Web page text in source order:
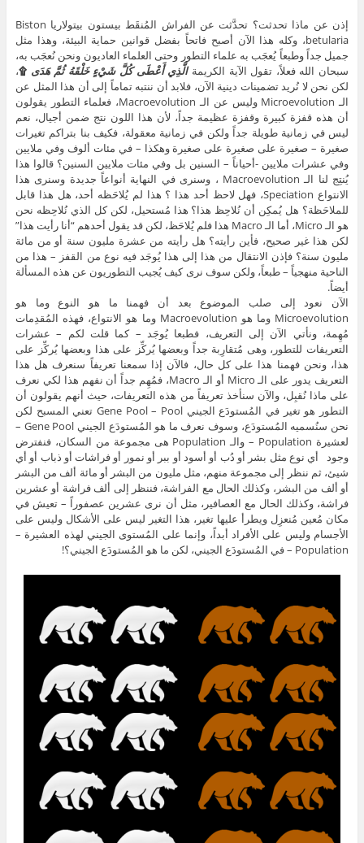
إذن عن ماذا تحدثت؟ تحدَّثت عن الفراش المُنقَط بيستون بيتولاريا Biston
betularia، وكله هذا الآن أصبح فاتحاً بفضل قوانين حماية البيئة، وهذا مثل
جميل جداً وطبعاً يُعجَب به علماء التطور وحتى العلماء العاديون ونحن نُعجَب به،
سبحان الله فعلاً، تقول الآية الكريمةالَّذِي أَعْطَى كُلَّ شَيْءٍ خَلْقَهُ ثُمَّ هَدَى ۩،
لكن نحن لا نُريد تضمينات دينية الآن، فلابد أن ننتبه تماماً إلى أن هذا المثل عن
الـ Microevolution وليس عن الـ Macroevolution، فعلماء التطور يقولون
أن هذه قفزة كبيرة وقفزة عظيمة جداً، لأن هذا اللون نتج ضمن أجيال، نعم
ليس في زمانية طويلة جداً ولكن في زمانية معقولة، فكيف بنا بتراكم تغيرات
صغيرة – صغيرة على صغيرة على صغيرة وهكذا – في مئات ألوف وفي ملايين
وفي عشرات ملايين -أحياناً – السنين بل وفي مئات ملايين السنين؟ قالوا هذا
يُنتِج لنا الـ Macroevolution ، وسنرى في النهاية أنواعاً جديدة وسنرى هذا
الانتواع Speciation، فهل لاحظ أحد هذا ؟ هذا لم يُلاحَظه أحد، هل هذا قابل
للملاحَظة؟ هل يُمكِن أن نُلاحِظ هذا؟ هذا مُستحيل، لكن كل الذي نُلاحِظه نحن
هو الـ Micro، أما الـ Macro هذا فلم يُلاحَظ، لكن قد يقول أحدهم “أنا رأيت هذا”
لكن هذا غير صحيح، فأين رأيته؟ هل رأيته من عشرة مليون سنة أو من مائة
مليون سنة؟ فإذن الانتقال من هذا إلى هذا يُوجَد فيه نوع من القفز – هذا من
الناحية منهجياً – طبعاً، ولكن سوف نرى كيف يُجيب التطوريون عن هذه المسألة
أيضاً.
الآن نعود إلى صلب الموضوع بعد أن فهمنا ما هو النوع وما هو
Microevolution وما هو Macroevolution وما هو الانتواع، فهذه المُقدِمات
مُهِمة، ونأتي الآن إلى التعريف، فطبعا يُوجَد – كما قلت لكم – عشرات
التعريفات للتطور، وهى مُتقارِبة جداً وبعضها يُركِّز على هذا وبعضها يُركِّز على
هذا، ونحن فهمنا هذا على كل حال، فالآن إذا سمعنا تعريفاً سنعرف هل هذا
التعريف يدور على الـ Micro أو الـ Macro، فمُهِم جداً أن نفهم هذا لكي نعرف
على ماذا نُقبِل، والآن سنأخذ تعريفاً من هذه التعريفات، حيث أنهم يقولون أن
التطور هو تغير في المُستودَع الجيني Gene Pool – Pool تعني المسبح لكن
نحن سنُسميه المُستودَع، وسوف نعرف ما هو المُستودَع الجيني Gene Pool –
لعشيرة Population – والـ Population هى مجموعة من السكان، فنفترض
وجود أي نوع مثل بشر أو دُب أو أسود أو ببر أو نمور أو فراشات أو ذباب أو أي
شيئ، ثم ننظر إلى مجموعة منهم، مثل مليون من البشر أو مائة ألف من البشر
أو ألف من البشر، وكذلك الحال مع الفراشة، فننظر إلى ألف فراشة أو عشرين
فراشة، وكذلك الحال مع العصافير، مثل أن نرى عشرين عصفوراً – تعيش في
مكان مُعين مُنعزِل ويطرأ عليها تغير، هذا التغير ليس على الأشكال وليس على
الأجسام وليس على الأفراد أبداً، وإنما على المُستوى الجيني لهذه العشيرة –
Population – في المُستودَع الجيني، لكن ما هو المُستودَع الجيني؟!